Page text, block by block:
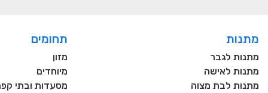
מתנות
מתנות לגבר
מתנות לאישה
מתנות לבת מצוה
תחומים
מזון
מיוחדים
מסעדות ובתי